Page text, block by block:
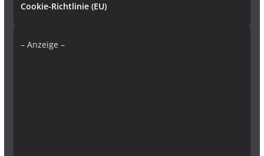
Cookie-Richtlinie (EU)
– Anzeige –